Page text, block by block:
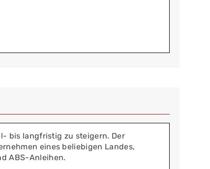
bis langfristig zu steigern. Der
eines beliebigen Landes,
ABS-Anleihen.